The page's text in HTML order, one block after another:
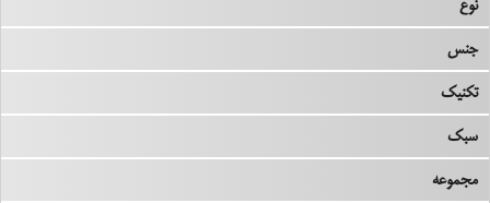
جنس
تکنیک
سبک
مجموعه